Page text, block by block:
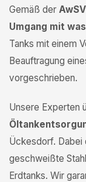
Gemäß der
Umgang mit
Tanks mit einem
Beauftragung
vorgeschrieben.
Unsere Experten
Ückesdorf. Dabei
geschweißte
Erdtanks. Wir